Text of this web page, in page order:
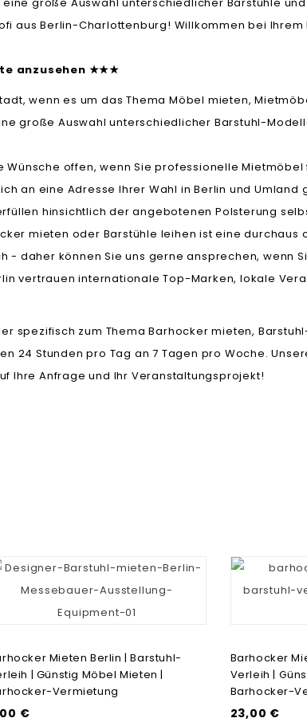
aus Berlin-Charlottenburg! Willkommen bei
anzusehen ★★★
wenn es um das Thema Möbel mieten,
große Auswahl unterschiedlicher Barstuhl-
offen, wenn Sie professionelle
an eine Adresse Ihrer Wahl in Berlin und
hinsichtlich der angebotenen Polsterung
mieten oder Barstühle leihen ist eine durchaus
daher können Sie uns gerne ansprechen, wenn
vertrauen internationale Top-Marken, lokale
spezifisch zum Thema Barhocker mieten,
24 Stunden pro Tag an 7 Tagen pro Woche.
Ihre Anfrage und Ihr Veranstaltungsprojekt!
Mieten Berlin | Barstuhl-
| Günstig Möbel Mieten |
Vermietung
€
Barhocker
Verleih |
Barhocker-
23,00 €